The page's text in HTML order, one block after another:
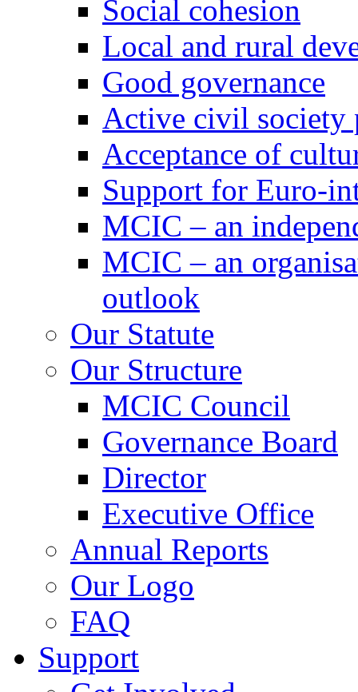
Social cohesion
Local and rural
Good governance
Active civil society
Acceptance of
Support for Euro-
MCIC – an
MCIC – an
outlook
Our Statute
Our Structure
MCIC Council
Governance Board
Director
Executive Office
Annual Reports
Our Logo
FAQ
Support